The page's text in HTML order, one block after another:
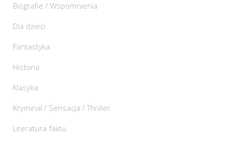
Biografie / Wspomnienia
Dla dzieci
Fantastyka
Historia
Klasyka
Kryminał / Sensacja / Thriller
Literatura faktu